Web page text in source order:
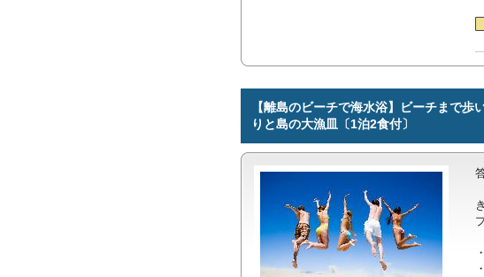
【離島のビーチで海水浴】ビーチまで歩
りと島の大漁皿〔1泊2食付〕